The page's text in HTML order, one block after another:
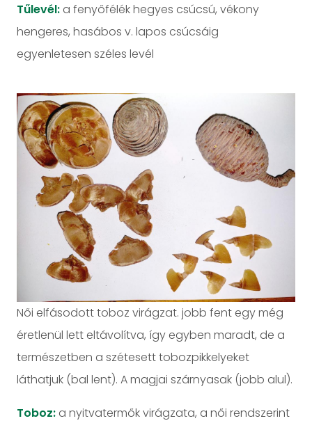
Tűlevél: a fenyőfélék hegyes csúcsú, vékony
hengeres, hasábos v. lapos csúcsáig
egyenletesen széles levél
Női elfásodott toboz virágzat. jobb fent egy még
éretlenül lett eltávolítva, így egyben maradt, de a
természetben a szétesett tobozpikkelyeket
láthatjuk (bal lent). A magjai szárnyasak (jobb alul).
Toboz: a nyitvatermők virágzata, a női rendszerint